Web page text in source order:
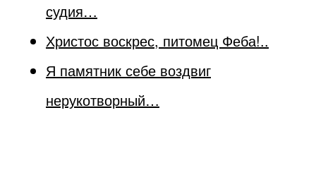
судия…
Христос воскрес, питомец Феба!..
Я памятник себе воздвиг
нерукотворный…